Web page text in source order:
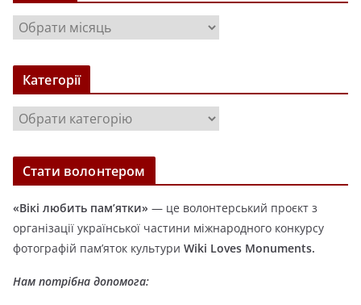
р
х
в
Категорії
а
т
о
р
і
ї
Стати волонтером
«Вікі любить пам’ятки» — це волонтерський проєкт з
організації української частини міжнародного конкурсу
фотографій пам’яток культури Wiki Loves Monuments.
Нам потрібна допомога: